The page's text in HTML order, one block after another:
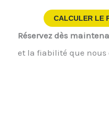
CALCULER LE
Réservez dès
et la fiabilité que nous